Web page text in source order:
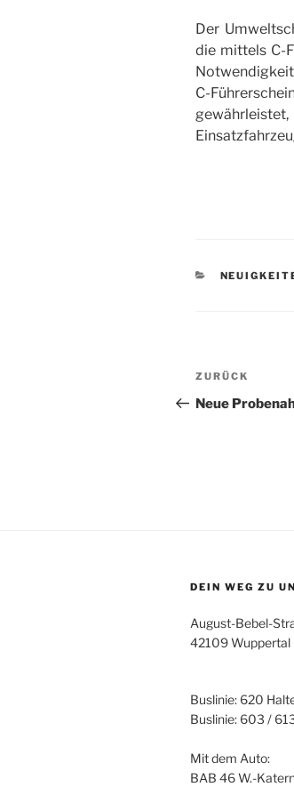
Der
die mittels C-
C-
Vorheriger
Beitrag
ZURÜCK
Neue
DEIN WEG ZU
August-Bebel-
42109 Wuppertal
Buslinie: 620
Buslinie: 603 /
Mit dem Auto:
BAB 46 W.-